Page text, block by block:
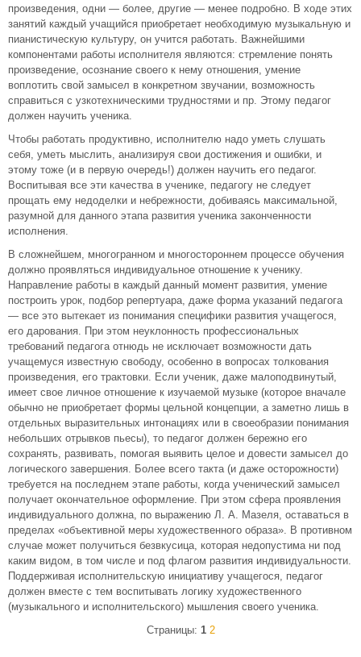
произведения, одни — более, другие — менее подробно. В ходе этих
занятий каждый учащийся приобретает необходимую музыкальную и
пианистическую культуру, он учится работать. Важнейшими
компонентами работы исполнителя являются: стремление понять
произведение, осознание своего к нему отношения, умение
воплотить свой замысел в конкретном звучании, возможность
справиться с узкотехническими трудностями и пр. Этому педагог
должен научить ученика.
Чтобы работать продуктивно, исполнителю надо уметь слушать
себя, уметь мыслить, анализируя свои достижения и ошибки, и
этому тоже (и в первую очередь!) должен научить его педагог.
Воспитывая все эти качества в ученике, педагогу не следует
прощать ему недоделки и небрежности, добиваясь максимальной,
разумной для данного этапа развития ученика законченности
исполнения.
В сложнейшем, многогранном и многостороннем процессе обучения
должно проявляться индивидуальное отношение к ученику.
Направление работы в каждый данный момент развития, умение
построить урок, подбор репертуара, даже форма указаний педагога
— все это вытекает из понимания специфики развития учащегося,
его дарования. При этом неуклонность профессиональных
требований педагога отнюдь не исключает возможности дать
учащемуся известную свободу, особенно в вопросах толкования
произведения, его трактовки. Если ученик, даже малоподвинутый,
имеет свое личное отношение к изучаемой музыке (которое вначале
обычно не приобретает формы цельной концепции, а заметно лишь в
отдельных выразительных интонациях или в своеобразии понимания
небольших отрывков пьесы), то педагог должен бережно его
сохранять, развивать, помогая выявить целое и довести замысел до
логического завершения. Более всего такта (и даже осторожности)
требуется на последнем этапе работы, когда ученический замысел
получает окончательное оформление. При этом сфера проявления
индивидуального должна, по выражению Л. А. Мазеля, оставаться в
пределах «объективной меры художественного образа». В противном
случае может получиться безвкусица, которая недопустима ни под
каким видом, в том числе и под флагом развития индивидуальности.
Поддерживая исполнительскую инициативу учащегося, педагог
должен вместе с тем воспитывать логику художественного
(музыкального и исполнительского) мышления своего ученика.
Страницы: 1 2